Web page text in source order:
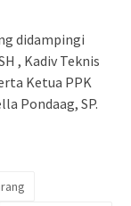
didampingi
, Kadiv Teknis
Ketua PPK
Pondaag, SP.